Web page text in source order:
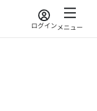
ログインメニュー